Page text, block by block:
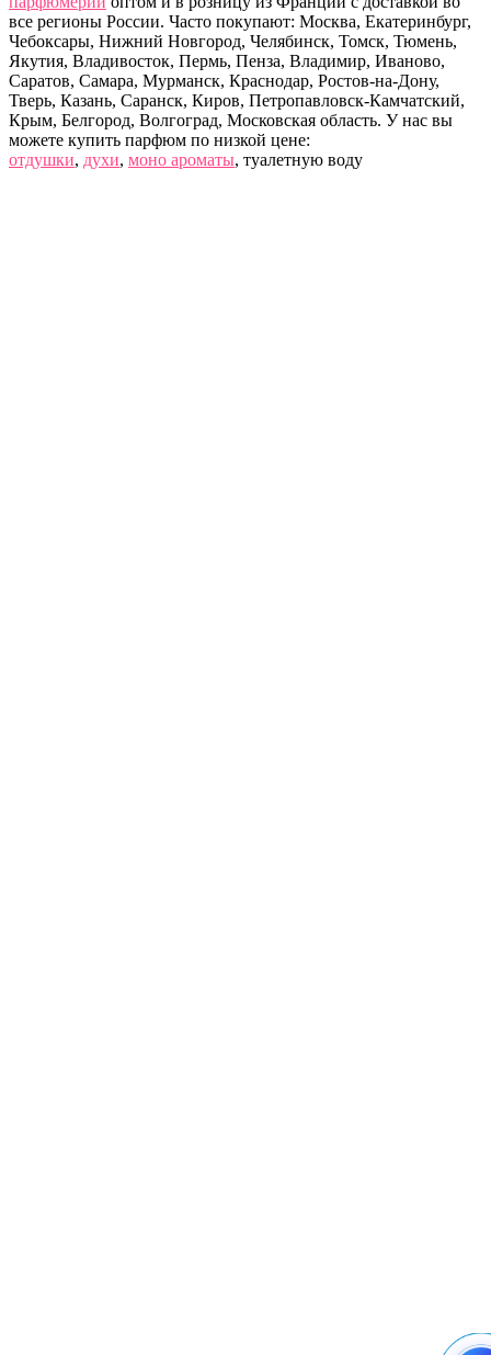
все регионы России. Часто покупают: Москва, Екатеринбург,
Чебоксары, Нижний Новгород, Челябинск, Томск, Тюмень,
Якутия, Владивосток, Пермь, Пенза, Владимир, Иваново,
Саратов, Самара, Мурманск, Краснодар, Ростов-на-Дону,
Тверь, Казань, Саранск, Киров, Петропавловск-Камчатский,
Крым, Белгород, Волгоград, Московская область. У нас вы
можете купить парфюм по низкой цене:
отдушки, духи, моно ароматы, туалетную воду